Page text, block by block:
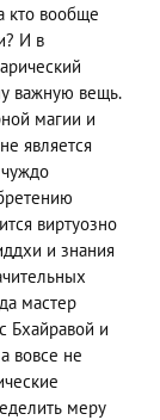
кто вообще
И в
важную вещь.
магии и
является
виртуозно
и знания
мастер
Бхайравой и
вовсе не
меру